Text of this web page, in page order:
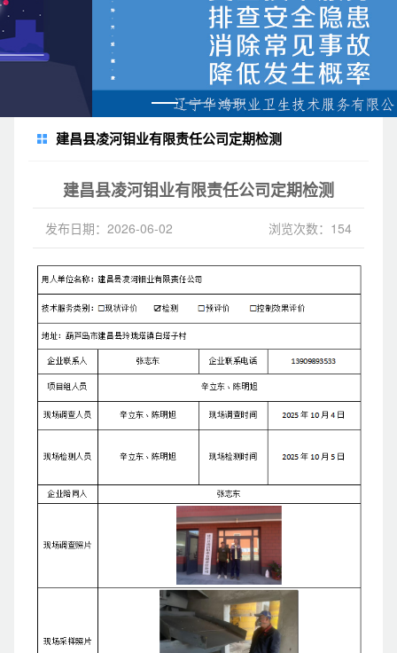
建昌县凌河钼业有限责任公司定期检测
建昌县凌河钼业有限责任公司定期检测
发布日期：2026-06-02 浏览次数：154